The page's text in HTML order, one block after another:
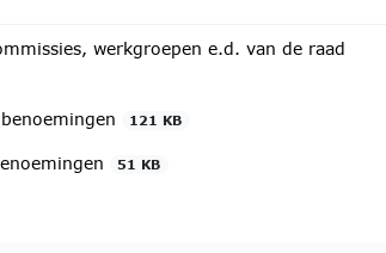
werkgroepen e.d. van de raad
121 KB
51 KB